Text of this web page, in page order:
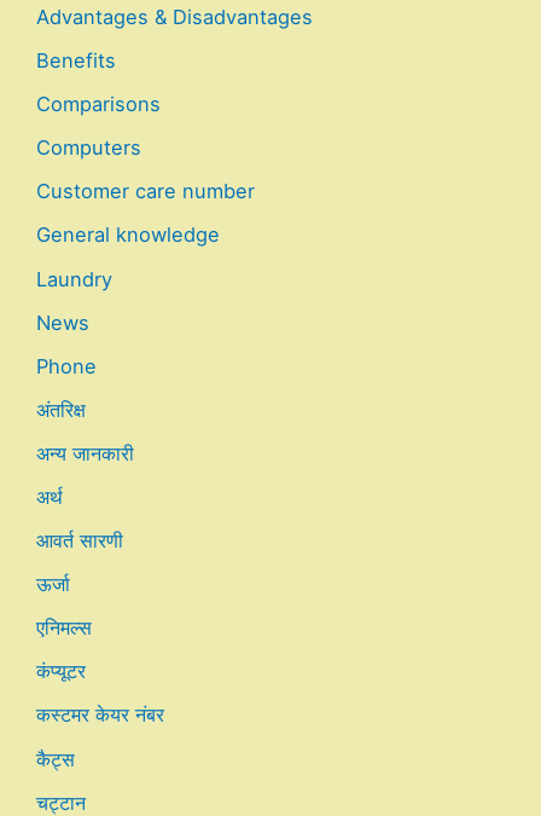
Advantages & Disadvantages
Benefits
Comparisons
Computers
Customer care number
General knowledge
Laundry
News
Phone
अंतरिक्ष
अन्य जानकारी
अर्थ
आवर्त सारणी
ऊर्जा
एनिमल्स
कंप्यूटर
कस्टमर केयर नंबर
कैट्स
चट्टान